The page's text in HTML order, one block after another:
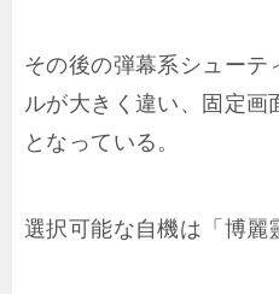
その後の弾幕系シュー
ルが大きく違い、固定
となっている。
選択可能な自機は「博麗